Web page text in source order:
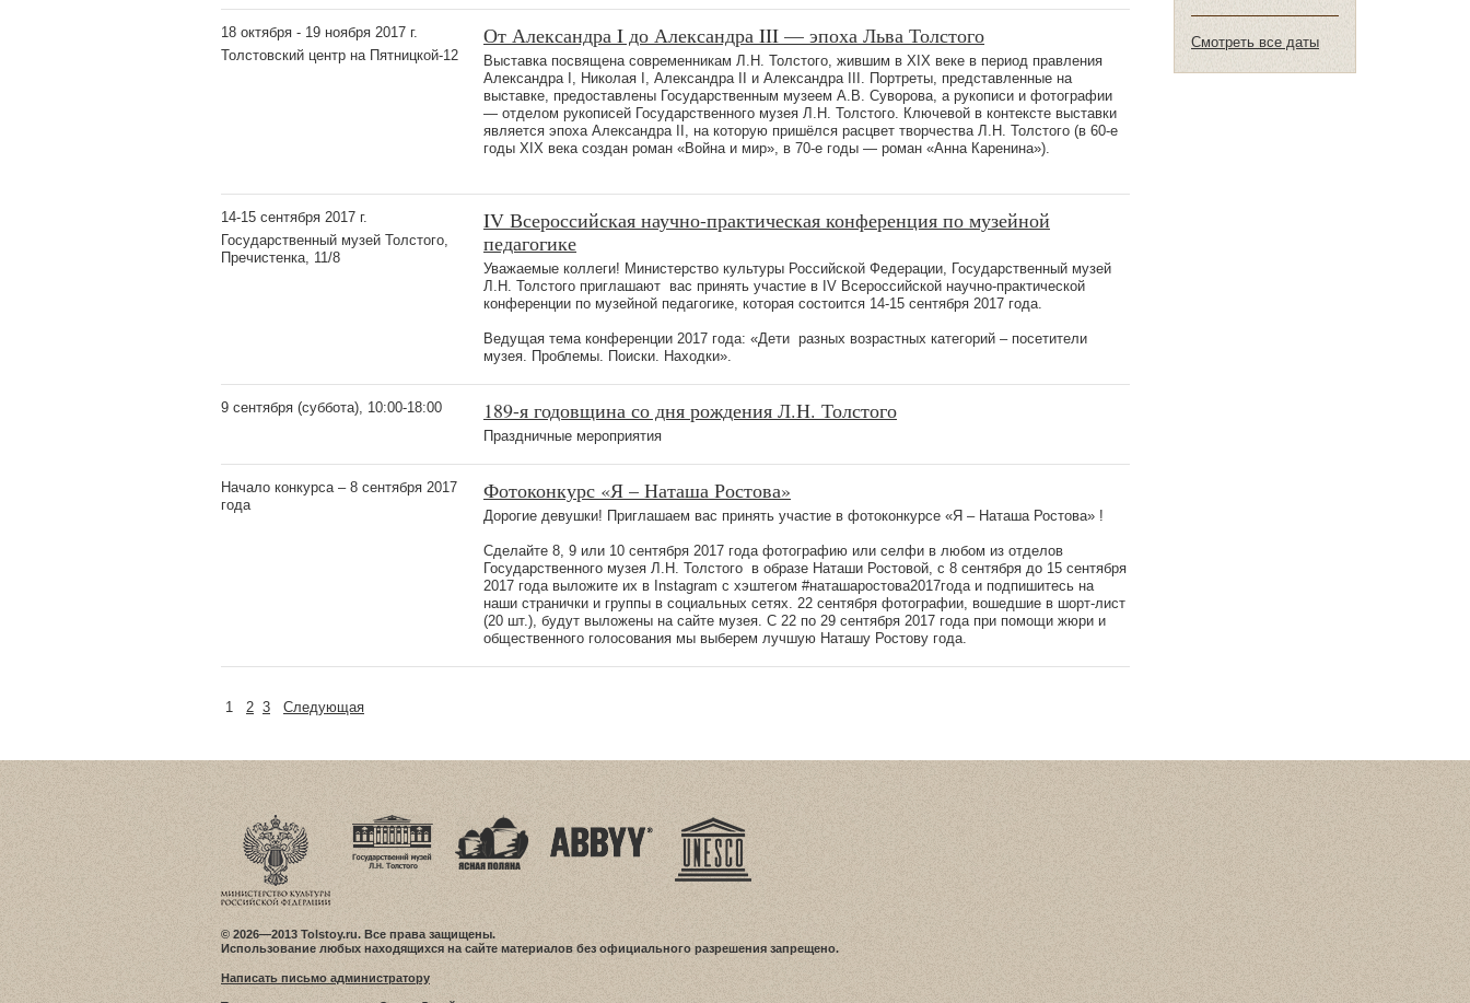
18 октября - 19 ноября 2017 г.
Толстовский центр на Пятницкой-12
От Александра I до Александра III — эпоха Льва Толстого
Выставка посвящена современникам Л.Н. Толстого, жившим в XIX веке в период правления
Александра I, Николая I, Александра II и Александра III. Портреты, представленные на
выставке, предоставлены Государственным музеем А.В. Суворова, а рукописи и фотографии
— отделом рукописей Государственного музея Л.Н. Толстого. Ключевой в контексте выставки
является эпоха Александра II, на которую пришёлся расцвет творчества Л.Н. Толстого (в 60-е
годы XIX века создан роман «Война и мир», в 70-е годы — роман «Анна Каренина»).
14-15 сентября 2017 г.
Государственный музей Толстого,
Пречистенка, 11/8
IV Всероссийская научно-практическая конференция по музейной
педагогике
Уважаемые коллеги! Министерство культуры Российской Федерации, Государственный музей
Л.Н. Толстого приглашают вас принять участие в IV Всероссийской научно-практической
конференции по музейной педагогике, которая состоится 14-15 сентября 2017 года.
Ведущая тема конференции 2017 года: «Дети разных возрастных категорий – посетители
музея. Проблемы. Поиски. Находки».
9 сентября (суббота), 10:00-18:00 189-я годовщина со дня рождения Л.Н. Толстого
Праздничные мероприятия
Начало конкурса – 8 сентября 2017
года
Фотоконкурс «Я – Наташа Ростова»
Дорогие девушки! Приглашаем вас принять участие в фотоконкурсе «Я – Наташа Ростова» !
Сделайте 8, 9 или 10 сентября 2017 года фотографию или селфи в любом из отделов
Государственного музея Л.Н. Толстого в образе Наташи Ростовой, с 8 сентября до 15 сентября
2017 года выложите их в Instagram с хэштегом #наташаростова2017года и подпишитесь на
наши странички и группы в социальных сетях. 22 сентября фотографии, вошедшие в шорт-лист
(20 шт.), будут выложены на сайте музея. С 22 по 29 сентября 2017 года при помощи жюри и
общественного голосования мы выберем лучшую Наташу Ростову года.
1 2 3 Следующая
Смотреть все даты
© 2026—2013 Tolstoy.ru. Все права защищены.
Использование любых находящихся на сайте материалов без официального разрешения запрещено.
Написать письмо администратору